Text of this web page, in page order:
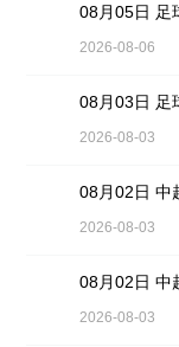
08月05日 足
2026-08-06
08月03日 足
2026-08-03
2026-08-03
2026-08-03